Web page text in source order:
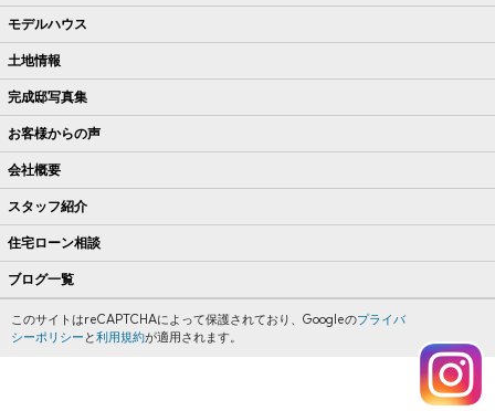
モデルハウス
土地情報
完成邸写真集
お客様からの声
会社概要
スタッフ紹介
住宅ローン相談
ブログ一覧
このサイトはreCAPTCHAによって保護されており、Googleのプライバ
シーポリシー と利用規約が適用されます。